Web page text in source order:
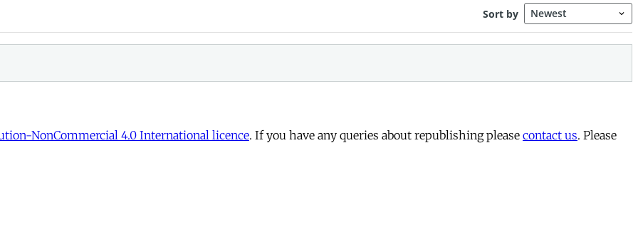
NonCommercial 4.0 International licence. If you have any queries about republishing please contact us. Please